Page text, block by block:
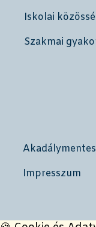
Iskolai
Szakmai
Impresszum